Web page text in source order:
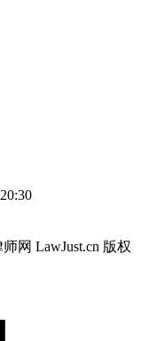
网 LawJust.cn 版权